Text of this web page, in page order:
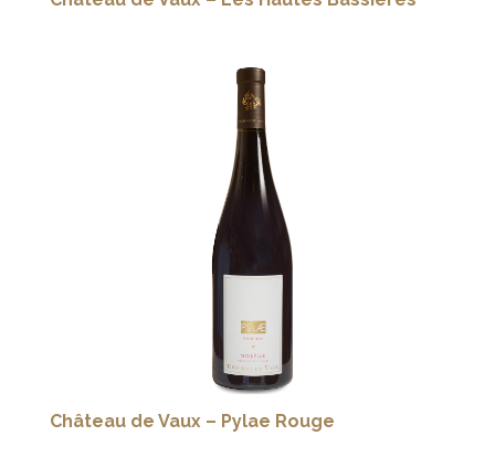
Château de Vaux – Pylae Rouge